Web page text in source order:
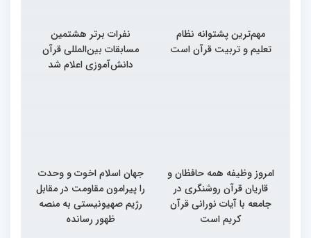
مهم‌ترین پشتوانه نظام
تعلیم و تربیت قرآن است
نفرات برتر هشتمین
مسابقات بین‌المللی قرآن
دانش‌آموزی اعلام شد
امروز وظیفه همه حافظان و
قاریان قرآن روشنگری در
جامعه با آیات نورانی قرآن
کریم است
جهان اسلام اخوت و وحدت
را پیرامون مقاومت در مقابل
رژیم صهیونیستی به منصه
ظهور رسانده